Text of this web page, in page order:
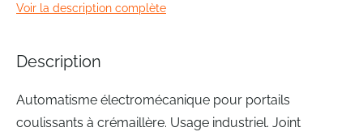
of
gallery
Voir la description complète
Description
Automatisme électromécanique pour portails
coulissants à crémaillère. Usage industriel. Joint